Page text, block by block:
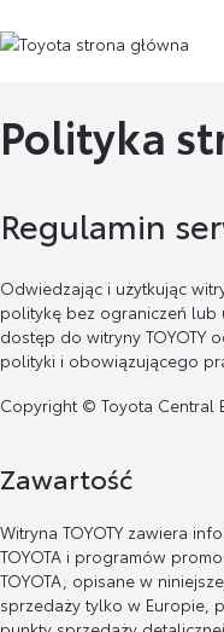
Polityka
Regulamin
Odwiedzając i użytkując
politykę bez ograniczeń
dostęp do witryny TOYOTY
polityki i obowiązującego
Copyright © Toyota Central
Zawartość
Witryna TOYOTY zawiera
TOYOTA i programów
TOYOTA, opisane w
sprzedaży tylko w Europie,